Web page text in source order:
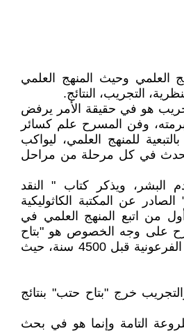
العلمي وحيث المنهج العلمي
التجريب، النتائج.
هو في حقيقة الأمر يرفض
برمته، وفن المسرح علم كسائر
للمنهج العلمي، ليواكب
تحدث في كل مرحلة من مراحل
البشر، ويذكر كتاب " النقد
عن المكتبة الكاثوليكية
عام 1964 أن أول من اتبع المنهج العلمي في
على وجه الخصوص هو "بتاح
حتب" بالأسرة الخامسة الفرعونية قبل 4500 سنة، حيث
خرج "بتاح حتب" بنتائج
التامة وإنما هو في بحث